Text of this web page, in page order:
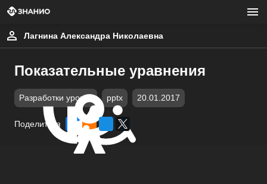
Лагнина Александра Николаевна
Показательные уравнения
Разработки уроков pptx 20.01.2017
Поделиться